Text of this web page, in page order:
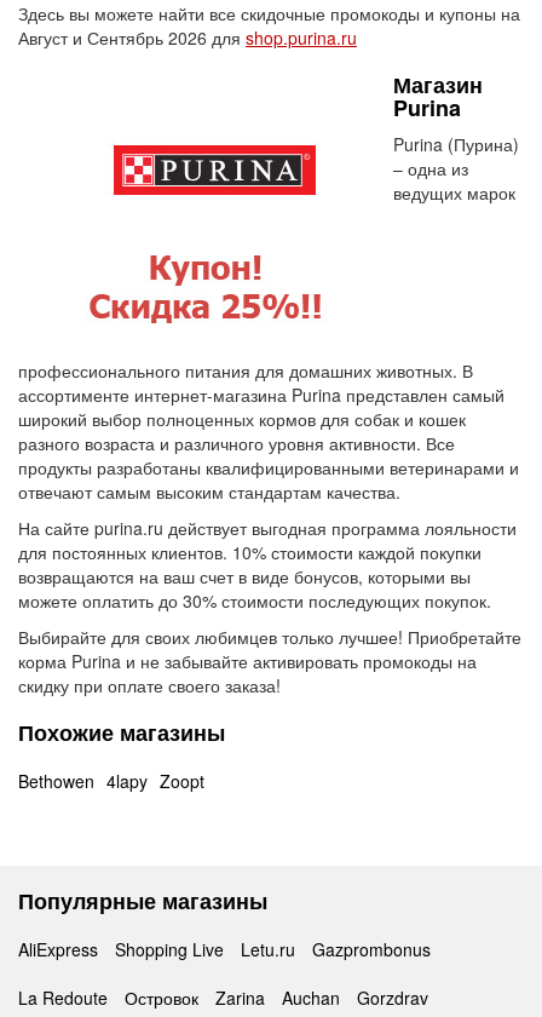
Здесь вы можете найти все скидочные промокоды и купоны на
Август и Сентябрь 2026 для shop.purina.ru
Магазин
Purina
Purina (Пурина)
– одна из
ведущих марок
профессионального питания для домашних животных. В
ассортименте интернет-магазина Purina представлен самый
широкий выбор полноценных кормов для собак и кошек
разного возраста и различного уровня активности. Все
продукты разработаны квалифицированными ветеринарами и
отвечают самым высоким стандартам качества.
На сайте purina.ru действует выгодная программа лояльности
для постоянных клиентов. 10% стоимости каждой покупки
возвращаются на ваш счет в виде бонусов, которыми вы
можете оплатить до 30% стоимости последующих покупок.
Выбирайте для своих любимцев только лучшее! Приобретайте
корма Purina и не забывайте активировать промокоды на
скидку при оплате своего заказа!
Похожие магазины
Bethowen 4lapy Zoopt
Популярные магазины
AliExpress Shopping Live Letu.ru
Gazprombonus
La Redoute
Островок Zarina Auchan Gorzdrav